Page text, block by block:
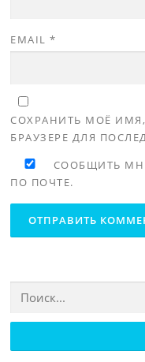
EMAIL*
СОХРАНИТЬ МОЁ ИМЯ,
БРАУЗЕРЕ ДЛЯ
СООБЩИТЬ
ПО ПОЧТЕ.